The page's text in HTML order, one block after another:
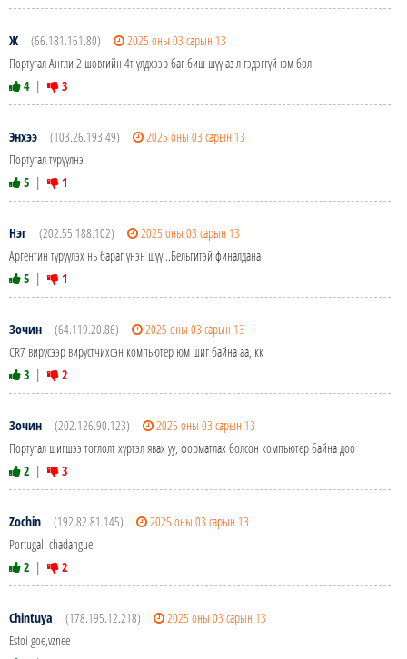
Ж (66.181.161.80)
2025 оны 03 сарын 13
Португал Англи 2 шөвгийн 4т үлдхээр баг биш шүү аз л гэдэггүй юм бол
4 | 3
Энхээ (103.26.193.49)
2025 оны 03 сарын 13
Португал түрүүлнэ
5 | 1
Нэг (202.55.188.102)
2025 оны 03 сарын 13
Аргентин түрүүлэх нь бараг үнэн шүү...Бельгитэй финалдана
5 | 1
Зочин (64.119.20.86)
2025 оны 03 сарын 13
CR7 вирусээр вирустчихсэн компьютер юм шиг байна аа, кк
3 | 2
Зочин (202.126.90.123)
2025 оны 03 сарын 13
Португал шигшээ тоглолт хүртэл явах уу, форматлах болсон компьютер байна доо
2 | 3
Zochin (192.82.81.145)
2025 оны 03 сарын 13
Portugali chadahgue
2 | 2
Chintuya (178.195.12.218)
2025 оны 03 сарын 13
Estoi goe,vznee